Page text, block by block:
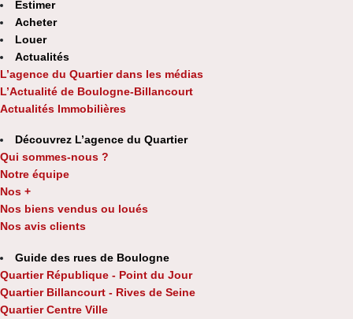
Estimer
Acheter
Louer
Actualités
L’agence du Quartier dans les médias
L’Actualité de Boulogne-Billancourt
Actualités Immobilières
Découvrez L’agence du Quartier
Qui sommes-nous ?
Notre équipe
Nos +
Nos biens vendus ou loués
Nos avis clients
Guide des rues de Boulogne
Quartier République - Point du Jour
Quartier Billancourt - Rives de Seine
Quartier Centre Ville